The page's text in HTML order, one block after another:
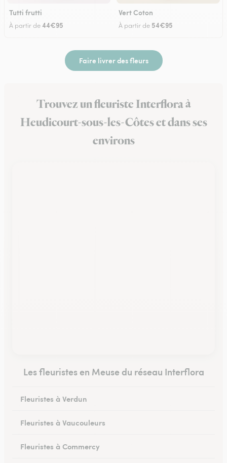
Tutti frutti
À partir de44€95
Vert Coton
À partir de 54€95
Faire livrer des fleurs
Trouvez un fleuriste Interflora à
Heudicourt-sous-les-Côtes et dans ses
environs
Les fleuristes en Meuse du réseau Interflora
Fleuristes à Verdun
Fleuristes à Vaucouleurs
Fleuristes à Commercy